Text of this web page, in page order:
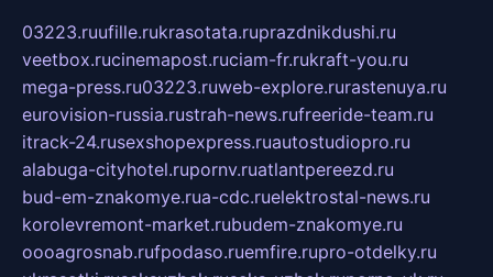
03223.ruufille.rukrasotata.ruprazdnikdushi.ru
veetbox.rucinemapost.ruciam-fr.rukraft-you.ru
mega-press.ru03223.ruweb-explore.rurastenuya.ru
eurovision-russia.rustrah-news.rufreeride-team.ru
itrack-24.rusexshopexpress.ruautostudiopro.ru
alabuga-cityhotel.rupornv.ruatlantpereezd.ru
bud-em-znakomye.rua-cdc.ruelektrostal-news.ru
korolevremont-market.rubudem-znakomye.ru
oooagrosnab.rufpodaso.ruemfire.rupro-otdelky.ru